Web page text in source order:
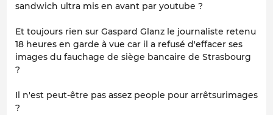
sandwich ultra mis en avant par youtube ?
Et toujours rien sur Gaspard Glanz le journaliste retenu
18 heures en garde à vue car il a refusé d'effacer ses
images du fauchage de siège bancaire de Strasbourg
?
Il n'est peut-être pas assez people pour arrêtsurimages
?